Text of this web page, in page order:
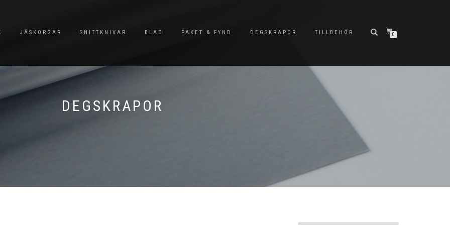
JÄSKORGAR SNITTKNIVAR BLAD PAKET & FYND DEGSKRAPOR TILLBEHÖR 0
DEGSKRAPOR